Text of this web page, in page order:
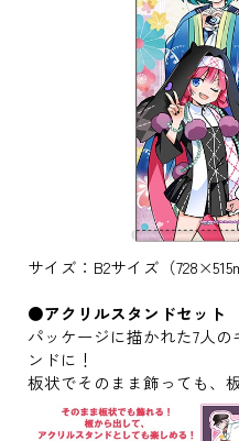
サイズ：B2サイズ（
●アクリルスタンドセット
パッケージに描かれた7人
ンドに！
板状でそのまま飾っても、